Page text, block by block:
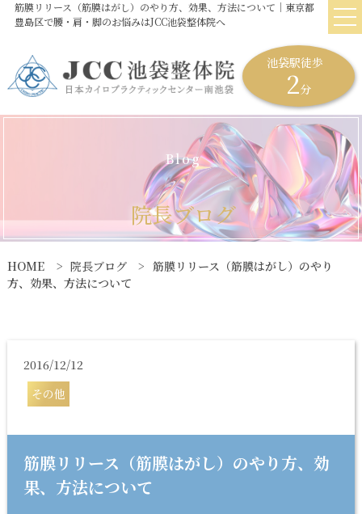
筋膜リリース（筋膜はがし）のやり方、効果、方法について｜東京都
豊島区で腰・肩・脚のお悩みはJCC池袋整体院へ
池袋駅徒歩
2分
Blog
院長ブログ
HOME 院長ブログ
筋膜リリース（筋膜はがし）のやり
方、効果、方法について
2016/12/12
その他
筋膜リリース（筋膜はがし）のやり方、効
果、方法について